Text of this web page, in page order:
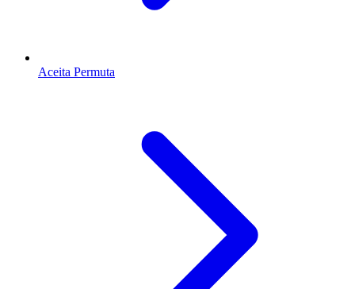
Aceita Permuta